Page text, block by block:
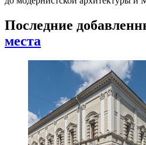
Последние
места